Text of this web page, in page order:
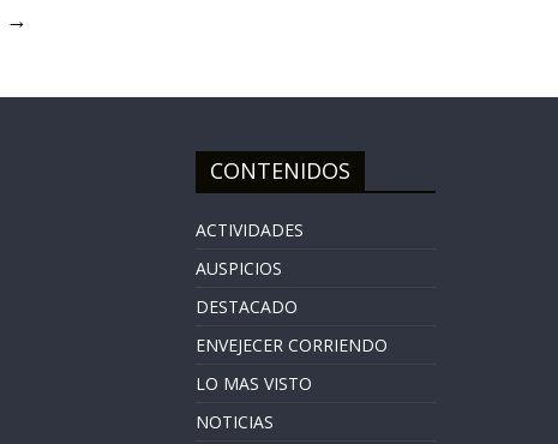
→
CONTENIDOS
ACTIVIDADES
AUSPICIOS
DESTACADO
ENVEJECER CORRIENDO
LO MAS VISTO
NOTICIAS